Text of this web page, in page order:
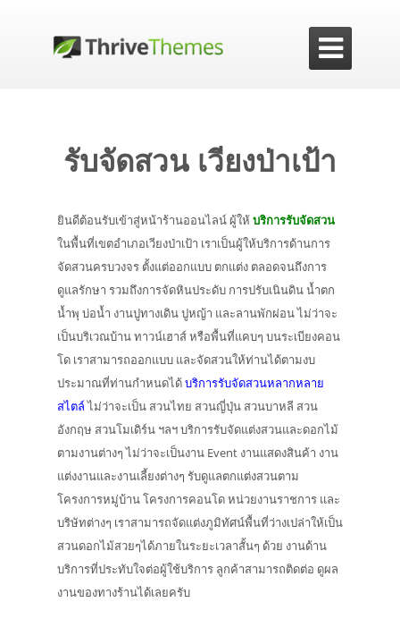

รับจัดสวน เวียงป่าเป้า
ยินดีต้อนรับเข้าสู่หน้าร้านออนไลน์ ผู้ให้บริการรับจัดสวน
ในพื้นที่เขตอำเภอเวียงป่าเป้า เราเป็นผู้ให้บริการด้านการ
จัดสวนครบวงจร ตั้งแต่ออกแบบ ตกแต่ง ตลอดจนถึงการ
ดูแลรักษา รวมถึงการจัดหินประดับ การปรับเนินดิน น้ำตก
น้ำพุ บ่อน้ำ งานปูทางเดิน ปูหญ้า และลานพักผ่อน ไม่ว่าจะ
เป็นบริเวณบ้าน ทาวน์เฮาส์ หรือพื้นที่แคบๆ บนระเบียงคอน
โด เราสามารถออกแบบ และจัดสวนให้ท่านได้ตามงบ
ประมาณที่ท่านกำหนดได้บริการรับจัดสวนหลากหลาย
สไตล์ไม่ว่าจะเป็น สวนไทย สวนญี่ปุ่น สวนบาหลี สวน
อังกฤษ สวนโมเดิร์น ฯลฯ บริการรับจัดแต่งสวนและดอกไม้
ตามงานต่างๆ ไม่ว่าจะเป็นงาน Event งานแสดงสินค้า งาน
แต่งงานและงานเลี้ยงต่างๆ รับดูแลตกแต่งสวนตาม
โครงการหมู่บ้าน โครงการคอนโด หน่วยงานราชการ และ
บริษัทต่างๆ เราสามารถจัดแต่งภูมิทัศน์พื้นที่ว่างเปล่าให้เป็น
สวนดอกไม้สวยๆได้ภายในระยะเวลาสั้นๆ ด้วย งานด้าน
บริการที่ประทับใจต่อผู้ใช้บริการ ลูกค้าสามารถติดต่อ ดูผล
งานของทางร้านได้เลยครับ